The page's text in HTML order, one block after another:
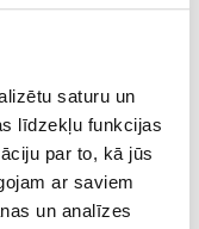
saturu un
līdzekļu funkcijas
par to, kā jūs
ar saviem
un analīzes